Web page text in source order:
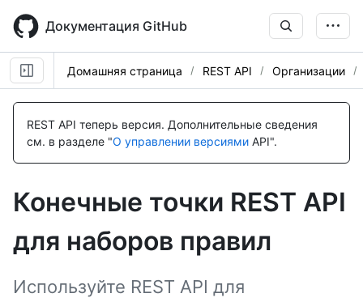
main
content
Документация GitHub
Домашняя страница REST API Организации
REST API теперь версия. Дополнительные сведения
см. в разделе "О управлении версиями API".
Конечные точки REST API
для наборов правил
Используйте REST API для
Имя., Тип,
Description
Имя., Тип,
Description
Имя., Тип,
Description
Имя., Тип,
Description
Имя., Тип,
Description